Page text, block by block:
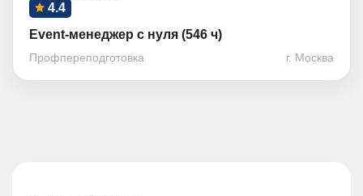
4.4
Event-менеджер с нуля (546 ч)
Профпереподготовка г. Москва